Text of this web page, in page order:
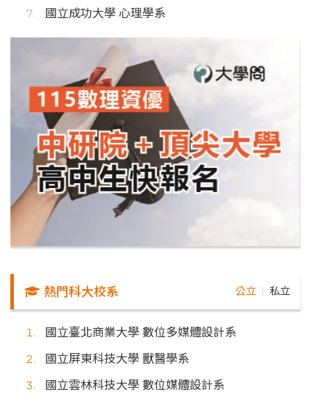
國立成功大學 心理學系
熱門科大校系 公立 ｜ 私立
國立臺北商業大學 數位多媒體設計系
國立屏東科技大學 獸醫學系
國立雲林科技大學 數位媒體設計系